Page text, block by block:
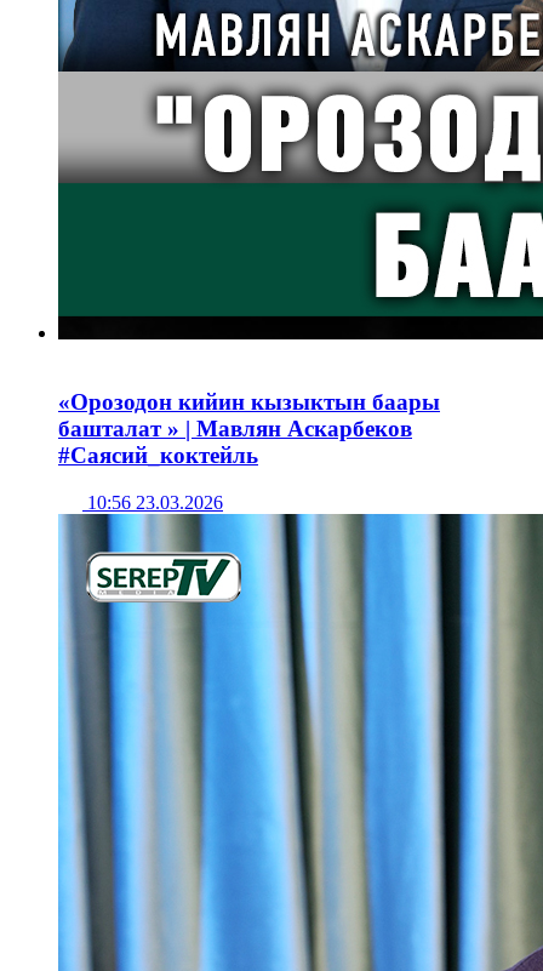
«Орозодон кийин кызыктын баары
башталат » | Мавлян Аскарбеков
#Саясий_коктейль
10:56 23.03.2026